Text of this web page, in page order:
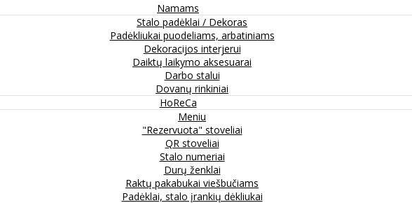
Namams
Stalo padėklai / Dekoras
Padėkliukai puodeliams, arbatiniams
Dekoracijos interjerui
Daiktų laikymo aksesuarai
Darbo stalui
Dovanų rinkiniai
HoReCa
Meniu
"Rezervuota" stoveliai
QR stoveliai
Stalo numeriai
Durų ženklai
Raktų pakabukai viešbučiams
Padėklai, stalo įrankių dėkliukai